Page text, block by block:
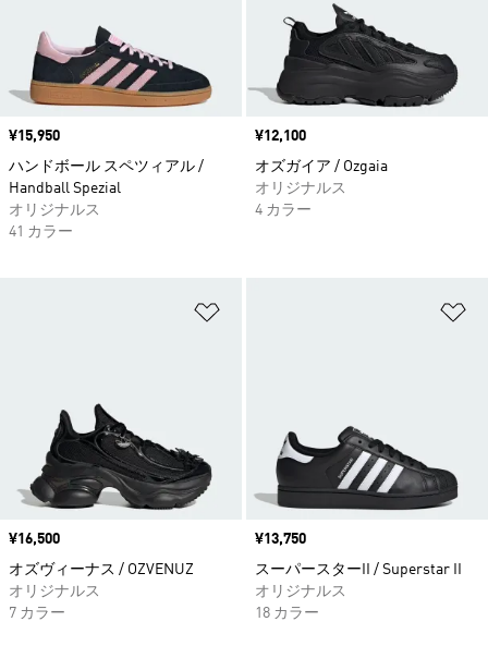
価格
¥15,950
ハンドボール スペツィアル /
Handball Spezial
オリジナルス
41 カラー
価格
¥12,100
オズガイア / Ozgaia
オリジナルス
4 カラー
価格
¥16,500
オズヴィーナス / OZVENUZ
オリジナルス
7 カラー
価格
¥13,750
スーパースターII / Superstar II
オリジナルス
18 カラー